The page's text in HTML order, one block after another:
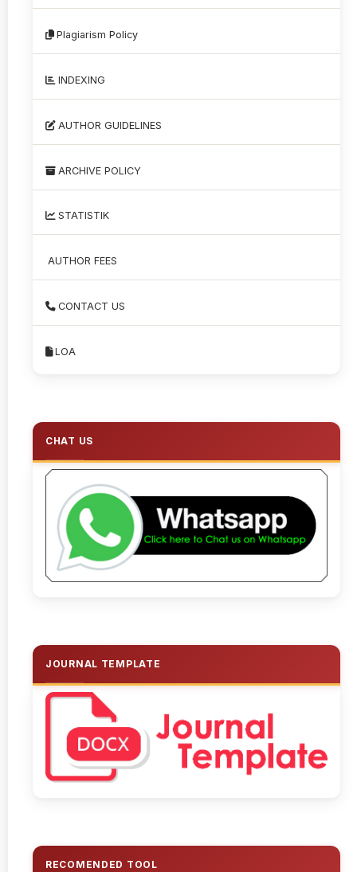
Plagiarism Policy
INDEXING
AUTHOR GUIDELINES
ARCHIVE POLICY
STATISTIK
AUTHOR FEES
CONTACT US
LOA
CHAT US
JOURNAL TEMPLATE
RECOMENDED TOOL